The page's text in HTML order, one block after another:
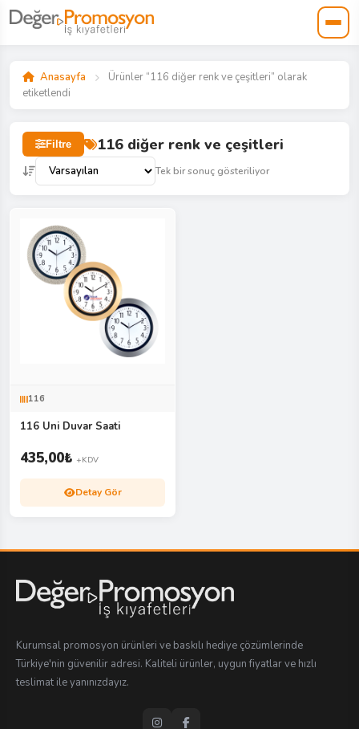
Anasayfa
Ürünler “116 diğer renk ve çeşitleri” olarak
etiketlendi
Filtre 116 diğer renk ve çeşitleri
Tek bir sonuç gösteriliyor
116
116 Uni Duvar Saati
435,00₺ +KDV
Detay Gör
Kurumsal promosyon ürünleri ve baskılı hediye çözümlerinde
Türkiye'nin güvenilir adresi. Kaliteli ürünler, uygun fiyatlar ve hızlı
teslimat ile yanınızdayız.